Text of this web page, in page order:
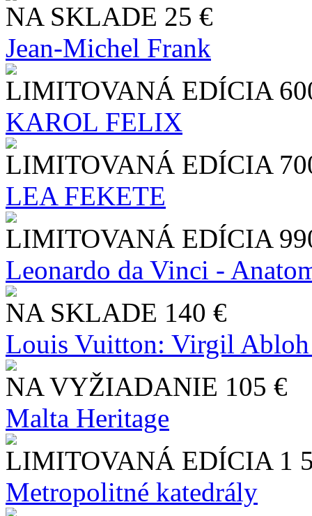
NA SKLADE 25 €
Jean-Michel Frank
LIMITOVANÁ EDÍCIA
KAROL FELIX
LIMITOVANÁ EDÍCIA
LEA FEKETE
LIMITOVANÁ EDÍCIA
Leonardo da Vinci -
NA SKLADE 140 €
Louis Vuitton: Virgil
NA VYŽIADANIE 105 €
Malta Heritage
LIMITOVANÁ EDÍCIA 1
Metropolitné katedrály